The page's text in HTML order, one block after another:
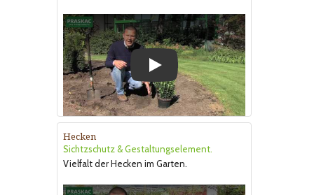
Hecken
Sichtzschutz & Gestaltungselement.
Vielfalt der Hecken im Garten.